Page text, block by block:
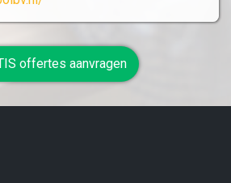
offertes aanvragen